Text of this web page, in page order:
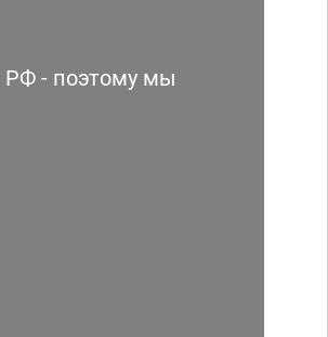
РФ - поэтому мы